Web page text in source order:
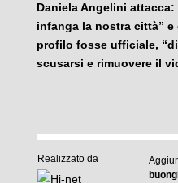
Daniela Angelini attacca:
infanga la nostra città”
profilo fosse ufficiale,
scusarsi e rimuovere il
Realizzato da